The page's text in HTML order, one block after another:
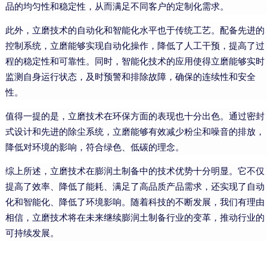
品的均匀性和稳定性，从而满足不同客户的定制化需求。
此外，立磨技术的自动化和智能化水平也于传统工艺。配备先进的
控制系统，立磨能够实现自动化操作，降低了人工干预，提高了过
程的稳定性和可靠性。同时，智能化技术的应用使得立磨能够实时
监测自身运行状态，及时预警和排除故障，确保的连续性和安全
性。
值得一提的是，立磨技术在环保方面的表现也十分出色。通过密封
式设计和先进的除尘系统，立磨能够有效减少粉尘和噪音的排放，
降低对环境的影响，符合绿色、低碳的理念。
综上所述，立磨技术在膨润土制备中的技术优势十分明显。它不仅
提高了效率、降低了能耗、满足了高品质产品需求，还实现了自动
化和智能化、降低了环境影响。随着科技的不断发展，我们有理由
相信，立磨技术将在未来继续膨润土制备行业的变革，推动行业的
可持续发展。